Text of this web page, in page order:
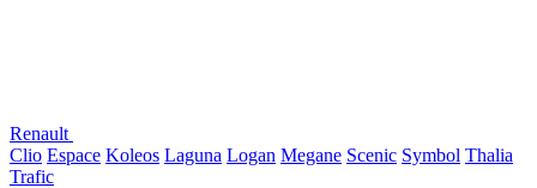
Renault
Clio Espace Koleos Laguna Logan Megane Scenic Symbol Thalia
Trafic